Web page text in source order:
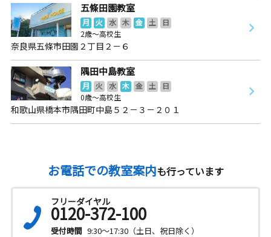
五條田園教室
月 火 水 木 金 土
日
2歳～高校生
奈良県五條市田園２丁目２－６
隅田中島教室
月 火 水 木 金 土
日
0歳～高校生
和歌山県橋本市隅田町中島５２－３－２０１
お電話での教室案内も行っています
フリーダイヤル
0120-372-100
受付時間 9:30～17:30（土日、祝日除く）